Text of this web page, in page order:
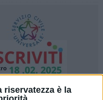
riservatezza è la